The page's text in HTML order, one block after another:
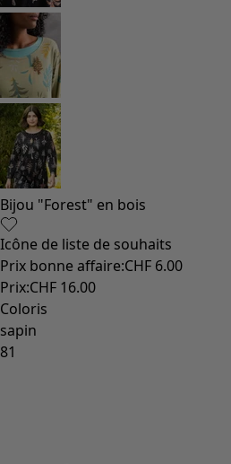
Collections
Dans l'univers du kimono
Monsoon
Étendues champêtres
Coimbatore
Les classiques de Gudrun
Des tournesols pour le HCR